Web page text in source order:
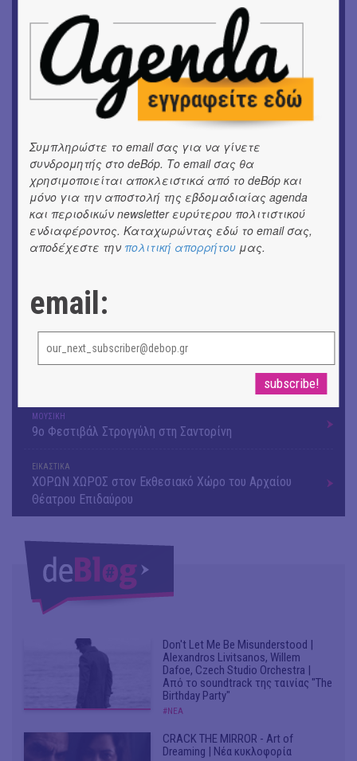
Κινηματογράφος με ελεύθερη είσοδο στη Δημοτική
Αγορά Κυψέλης
ΘΕΑΤΡΟ / ΧΟΡΟΣ
«ΑΗ ΛΑΟΣ» | Ένα σκηνικό ρέκβιεμ για την ήττα ενός
λαού
Ομαδική έκθεση | Προσωρινά για Πάντα
ΕΙΚΑΣΤΙΚΑ
Αργύρης Ραλλιάς | Λιτανεία
ΕΙΚΑΣΤΙΚΑ
Θανάσης Λάλας-Κώστας Τσόκλης - Συνομιλώντας με
ΚΙΝ/ΦΟΣ
Οι γαλλικές ταινίες του 16ου Athens Open Air Film
Festival
ΘΕΑΤΡΟ / ΧΟΡΟΣ
«Μήδεια» του Ευριπίδη | Σκην.: Nikita Milivojević
ΜΟΥΣΙΚΗ
9o Φεστιβάλ Στρογγύλη στη Σαντορίνη
ΕΙΚΑΣΤΙΚΑ
ΧΟΡΩΝ ΧΩΡΟΣ στον Εκθεσιακό Χώρο του Αρχαίου
Θέατρου Επιδαύρου
Don't Let Me Be Misunderstood |
Alexandros Livitsanos, Willem
Dafoe, Czech Studio Orchestra |
Από το soundtrack της ταινίας "The
Birthday Party"
#ΝΕΑ
CRACK THE MIRROR - Art of
Dreaming | Νέα κυκλοφορία
Συμπληρώστε το email σας για να γίνετε
συνδρομητής στο deBόp. Το email σας θα
χρησιμοποιείται αποκλειστικά από το deBόp και
μόνο για την αποστολή της εβδομαδιαίας agenda
και περιοδικών newsletter ευρύτερου πολιτιστικού
ενδιαφέροντος. Καταχωρώντας εδώ το email σας,
αποδέχεστε την πολιτική απορρήτου μας.
email: